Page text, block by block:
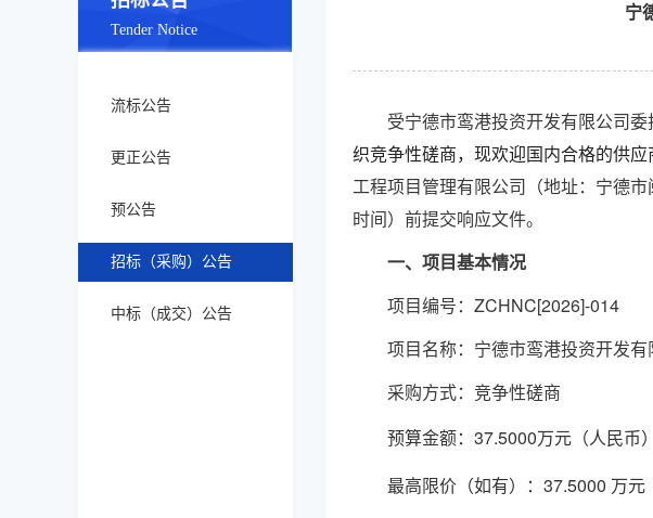
Tender Notice
流标公告
更正公告
预公告
招标（采购）公告
中标（成交）公告
宁
受宁德市鸾港投资开发有限公司
织竞争性磋商，现欢迎国内合格的供应
工程项目管理有限公司 （地址： 宁德
时间）前提交响应文件。
一、项目基本情况
项目编号： ZCHNC[2026]-014
项目名称： 宁德市鸾港投资开发
采购方式：竞争性磋商
预算金额： 37.5000万元（人民币）
最高限价（如有）： 37.5000 万元